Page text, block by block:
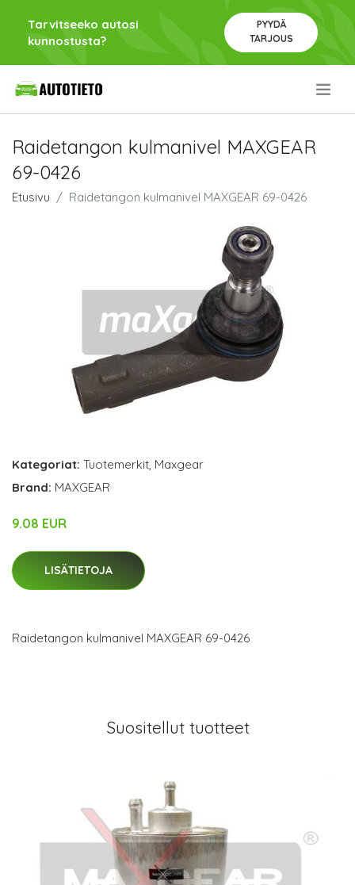
Tarvitseeko autosi
kunnostusta?
PYYDÄ
TARJOUS
Raidetangon kulmanivel MAXGEAR
69-0426
Etusivu Raidetangon kulmanivel MAXGEAR 69-0426
Kategoriat: Tuotemerkit, Maxgear
Brand: MAXGEAR
9.08 EUR
LISÄTIETOJA
Raidetangon kulmanivel MAXGEAR 69-0426
Suositellut tuotteet